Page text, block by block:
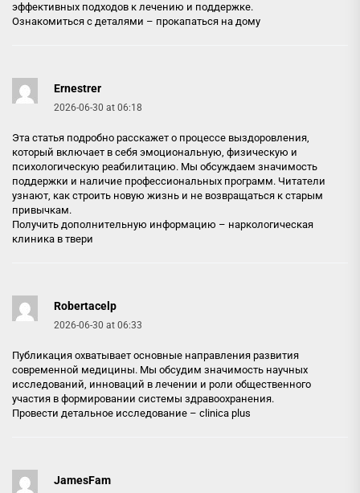
эффективных подходов к лечению и поддержке.
Ознакомиться с деталями – прокапаться на дому
Ernestrer
2026-06-30 at 06:18
Эта статья подробно расскажет о процессе выздоровления,
который включает в себя эмоциональную, физическую и
психологическую реабилитацию. Мы обсуждаем значимость
поддержки и наличие профессиональных программ. Читатели
узнают, как строить новую жизнь и не возвращаться к старым
привычкам.
Получить дополнительную информацию – наркологическая
клиника в твери
Robertacelp
2026-06-30 at 06:33
Публикация охватывает основные направления развития
современной медицины. Мы обсудим значимость научных
исследований, инноваций в лечении и роли общественного
участия в формировании системы здравоохранения.
Провести детальное исследование – clinica plus
JamesFam